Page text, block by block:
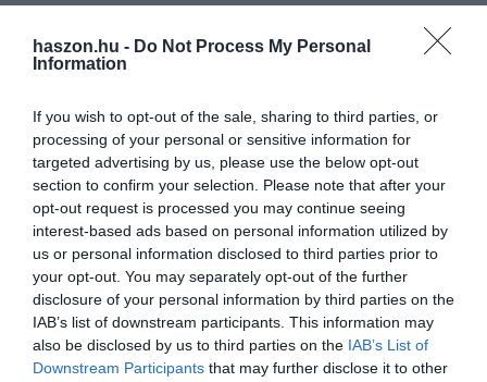
haszon.hu - Do Not Process My Personal
Information
If you wish to opt-out of the sale, sharing to third parties, or
processing of your personal or sensitive information for
targeted advertising by us, please use the below opt-out
section to confirm your selection. Please note that after your
opt-out request is processed you may continue seeing
interest-based ads based on personal information utilized by
us or personal information disclosed to third parties prior to
your opt-out. You may separately opt-out of the further
disclosure of your personal information by third parties on the
IAB’s list of downstream participants. This information may
also be disclosed by us to third parties on the IAB’s List of
Downstream Participants that may further disclose it to other
autópiac